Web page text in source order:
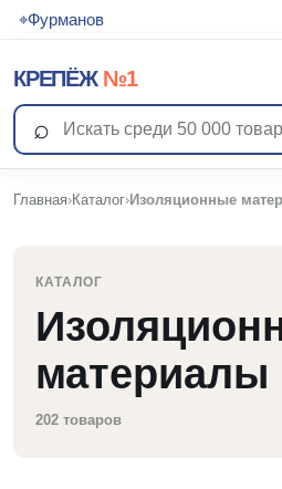
⌖Фурманов
КРЕПЁЖ №1
⌕
Главная›Каталог›Изоляционные
КАТАЛОГ
материалы
202 товаров